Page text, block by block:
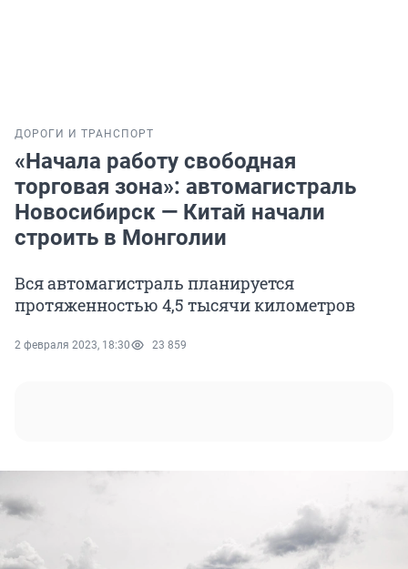
ДОРОГИ И ТРАНСПОРТ
«Начала работу свободная
торговая зона»: автомагистраль
Новосибирск — Китай начали
строить в Монголии
Вся автомагистраль планируется
протяженностью 4,5 тысячи километров
2 февраля 2023, 18:30 23 859